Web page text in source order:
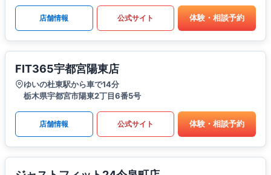
店舗情報 公式サイト 体験・相談予約
FIT365宇都宮陽東店
ゆいの杜東駅から車で14分
栃木県宇都宮市陽東2丁目6番5号
店舗情報 公式サイト 体験・相談予約